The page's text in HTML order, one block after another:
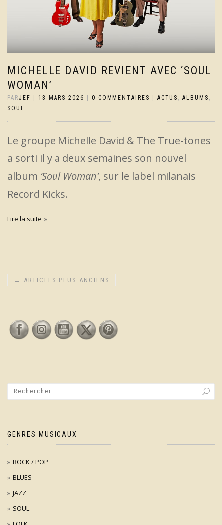
MICHELLE DAVID REVIENT AVEC ‘SOUL
WOMAN’
PARJEF | 13 MARS 2026 | 0 COMMENTAIRES | ACTUS ALBUMS
SOUL
Le groupe Michelle David & The True-tones
a sorti il y a deux semaines son nouvel
album ‘Soul Woman’, sur le label milanais
Record Kicks.
Lire la suite
← ARTICLES PLUS ANCIENS
GENRES MUSICAUX
ROCK / POP
BLUES
JAZZ
SOUL